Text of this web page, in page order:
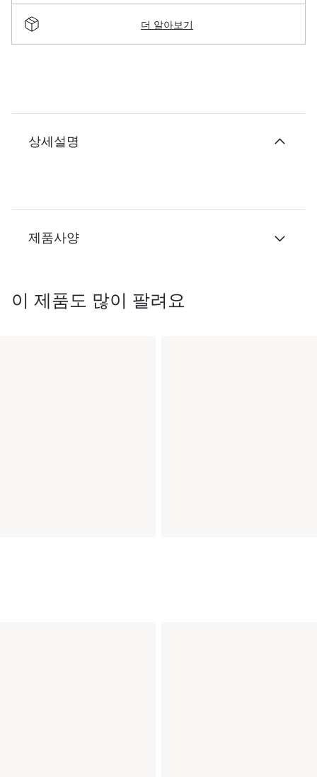
더 알아보기
상세설명
제품사양
이 제품도 많이 팔려요